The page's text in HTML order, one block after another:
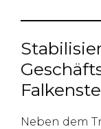
Neben dem